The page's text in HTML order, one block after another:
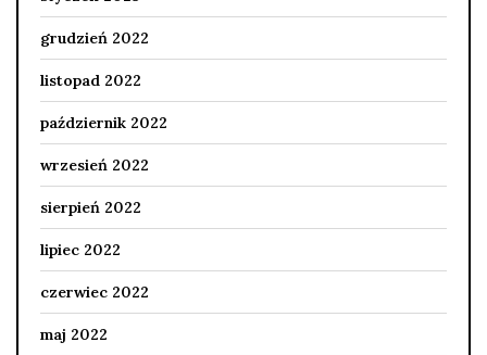
grudzień 2022
listopad 2022
październik 2022
wrzesień 2022
sierpień 2022
lipiec 2022
czerwiec 2022
maj 2022